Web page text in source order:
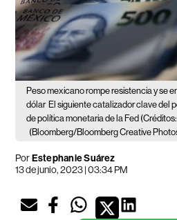
Peso mexicano rompe resistencia y se
dólar El siguiente catalizador clave del
de política monetaria de la Fed
(Bloomberg/Bloomberg Creative
PorEstephanie Suárez
13 de junio, 2023 | 03:34 PM